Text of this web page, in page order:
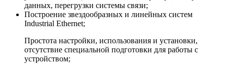
данных, перегрузки системы связи;
Построение звездообразных и линейных систем
Industrial Ethernet;
Простота настройки, использования и установки,
отсутствие специальной подготовки для работы с
устройством;